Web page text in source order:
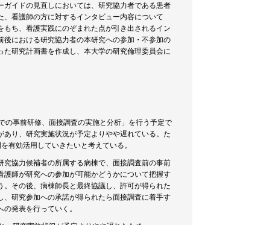
イドの見直しにおいては、研究協力者である患者
看護師の方に対するインタビュー内容について
ち、看護実践にのぞまれた点が引き出されるイン
における研究協力者の本研究への参加・不参加の
研究計画書を作成し、本大学の研究倫理委員会に
の事前研修、面接調査の実施と分析」を行う予定で
り、研究実施状況が予定よりやや遅れている。た
有効活用していきたいと考えている。
協力候補者の所属する病棟で、面接調査前の事前
師が研究への参加が可能かどうかについて把握す
その後、病棟師長と最終協議し、許可が得られた
研究参加への承諾が得られたら面接調査に着手す
発表を行っていく。